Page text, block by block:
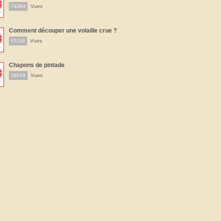
74364 Vues
Comment découper une volaille crue ?
63116 Vues
Chapons de pintade
59018 Vues